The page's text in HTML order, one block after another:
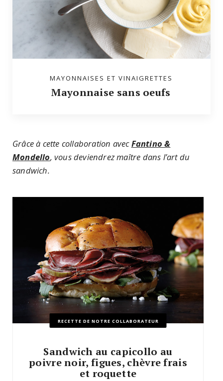
MAYONNAISES ET VINAIGRETTES
Mayonnaise sans oeufs
Grâce à cette collaboration avecFantino &
Mondello, vous deviendrez maître dans l’art du
sandwich.
RECETTE DE NOTRE COLLABORATEUR
Sandwich au capicollo au
poivre noir, figues, chèvre frais
et roquette